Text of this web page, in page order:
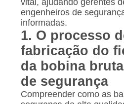
vital, ajudando gerentes
engenheiros de
informadas.
1. O processo
fabricação do
da bobina
de segurança
Compreender como as